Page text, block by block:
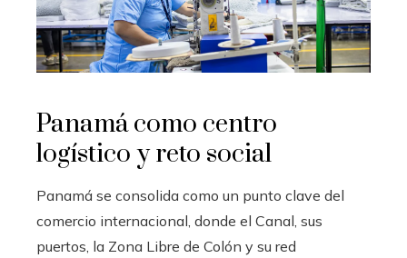
Panamá como centro
logístico y reto social
Panamá se consolida como un punto clave del
comercio internacional, donde el Canal, sus
puertos, la Zona Libre de Colón y su red